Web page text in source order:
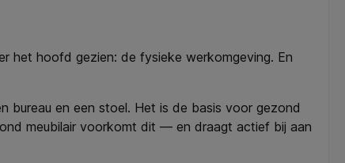
het hoofd gezien: de fysieke werkomgeving. En
bureau en een stoel. Het is de basis voor gezond
meubilair voorkomt dit — en draagt actief bij aan